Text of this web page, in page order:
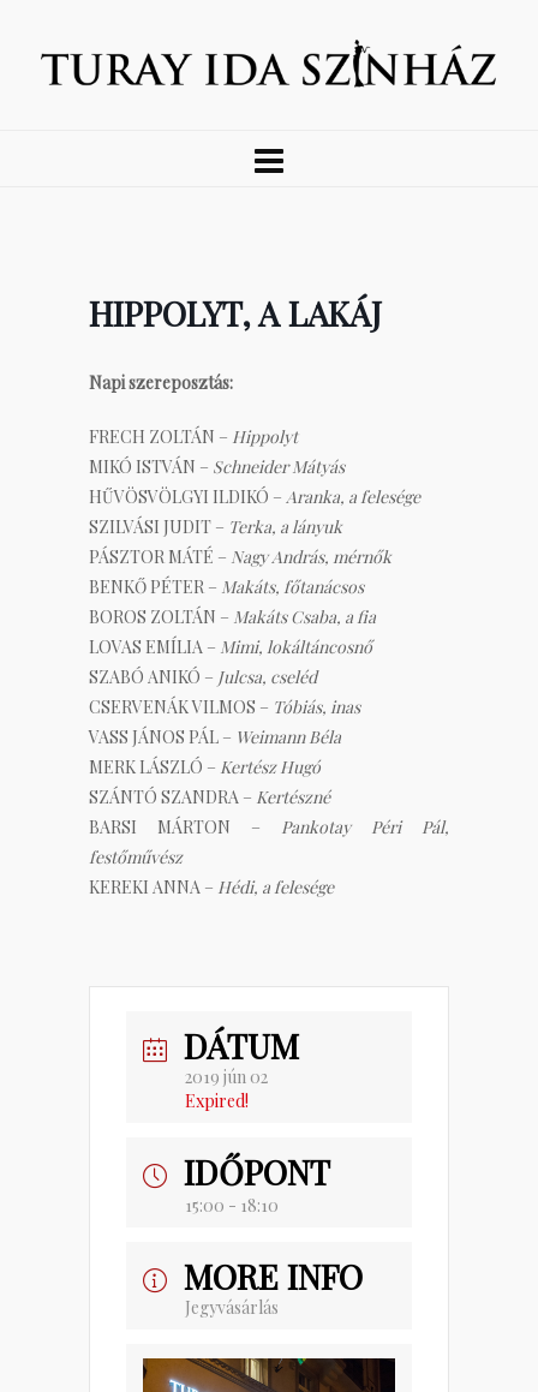
HIPPOLYT, A LAKÁJ
Napi szereposztás:
FRECH ZOLTÁN – Hippolyt
MIKÓ ISTVÁN – Schneider Mátyás
HŰVÖSVÖLGYI ILDIKÓ – Aranka, a felesége
SZILVÁSI JUDIT – Terka, a lányuk
PÁSZTOR MÁTÉ – Nagy András, mérnők
BENKŐ PÉTER – Makáts, főtanácsos
BOROS ZOLTÁN – Makáts Csaba, a fia
LOVAS EMÍLIA – Mimi, lokáltáncosnő
SZABÓ ANIKÓ – Julcsa, cseléd
CSERVENÁK VILMOS – Tóbiás, inas
VASS JÁNOS PÁL – Weimann Béla
MERK LÁSZLÓ – Kertész Hugó
SZÁNTÓ SZANDRA – Kertészné
BARSI MÁRTON – Pankotay Péri Pál,
festőművész
KEREKI ANNA – Hédi, a felesége
DÁTUM
2019 jún 02
Expired!
IDŐPONT
15:00 - 18:10
MORE INFO
Jegyvásárlás